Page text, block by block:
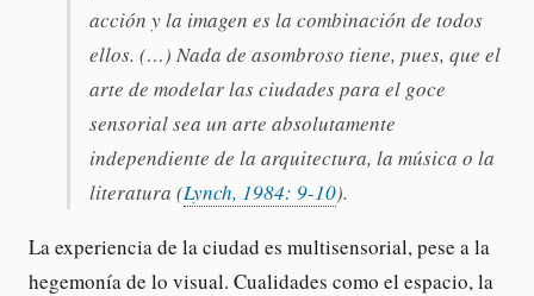
acción y la imagen es la combinación de todos
ellos. (…) Nada de asombroso tiene, pues, que el
arte de modelar las ciudades para el goce
sensorial sea un arte absolutamente
independiente de la arquitectura, la música o la
literatura (Lynch, 1984: 9-10).
La experiencia de la ciudad es multisensorial, pese a la
hegemonía de lo visual. Cualidades como el espacio, la